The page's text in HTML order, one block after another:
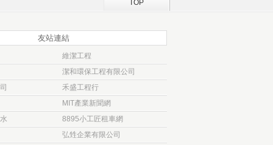
TOP
友站連結
維潔工程
潔和環保工程有限公司
禾盛工程行
MIT產業新聞網
8895小工匠租車網
弘甡企業有限公司